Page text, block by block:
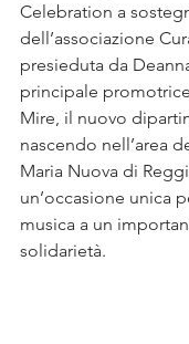
Celebration a
dell’associazione
presieduta da
principale
Mire, il nuovo
nascendo nell’area
Maria Nuova di
un’occasione unica
musica a un
solidarietà.